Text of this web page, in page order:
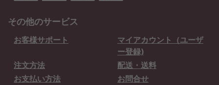
その他のサービス
お客様サポート
マイアカウント（ユーザ
ー登録)
注文方法
配送・送料
お支払い方法
お問合せ